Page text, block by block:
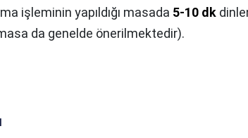
işleminin yapıldığı masada 5-10 dk
da genelde önerilmektedir).